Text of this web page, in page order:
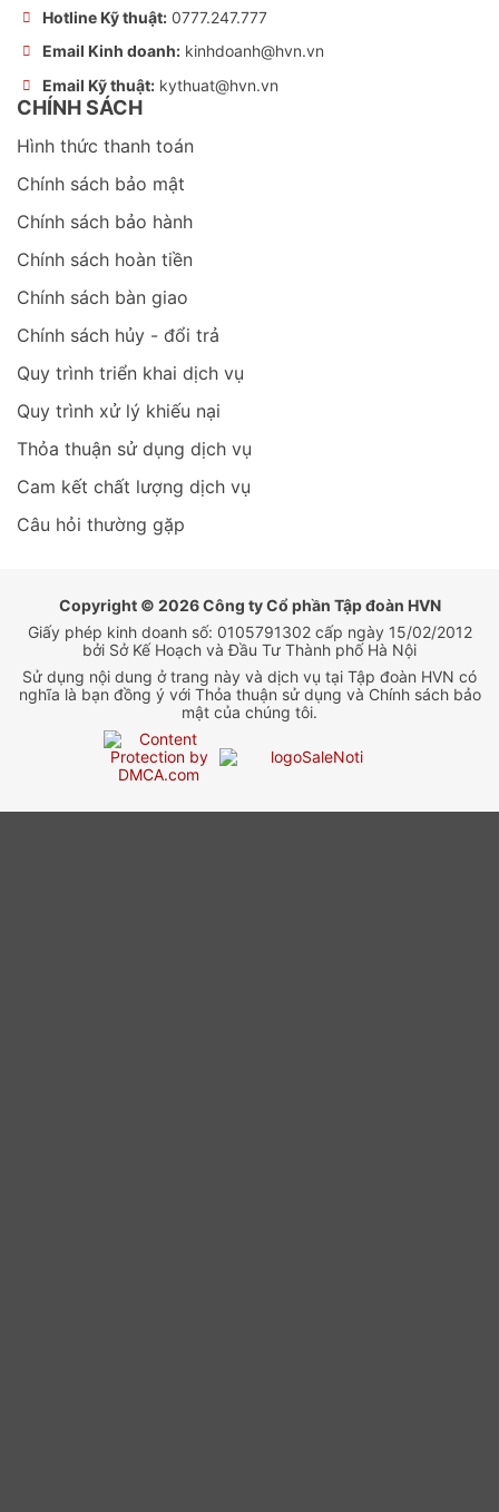
Hotline Kỹ thuật: 0777.247.777
Email Kinh doanh: kinhdoanh@hvn.vn
Email Kỹ thuật: kythuat@hvn.vn
CHÍNH SÁCH
Hình thức thanh toán
Chính sách bảo mật
Chính sách bảo hành
Chính sách hoàn tiền
Chính sách bàn giao
Chính sách hủy - đổi trả
Quy trình triển khai dịch vụ
Quy trình xử lý khiếu nại
Thỏa thuận sử dụng dịch vụ
Cam kết chất lượng dịch vụ
Câu hỏi thường gặp
Copyright © 2026 Công ty Cổ phần Tập đoàn HVN
Giấy phép kinh doanh số: 0105791302 cấp ngày 15/02/2012
bởi Sở Kế Hoạch và Đầu Tư Thành phố Hà Nội
Sử dụng nội dung ở trang này và dịch vụ tại Tập đoàn HVN có
nghĩa là bạn đồng ý với Thỏa thuận sử dụng và Chính sách bảo
mật của chúng tôi.